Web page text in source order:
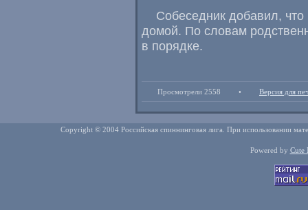
Собеседник добавил,
домой. По словам
в порядке.
Просмотрели 2558 • Версия для
Copyright © 2004 Российская спиннинговая лига. При использовании
Powered by Cute